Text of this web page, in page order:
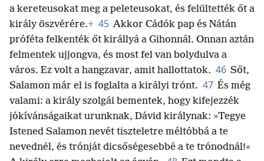
a kereteusokat meg a peleteusokat, és felültették őt a
király öszvérére.+ 45 Akkor Cádók pap és Nátán
próféta felkenték őt királlyá a Gihonnál. Onnan aztán
felmentek ujjongva, és most fel van bolydulva a
város. Ez volt a hangzavar, amit hallottatok. 46 Sőt,
Salamon már el is foglalta a királyi trónt. 47 És még
valami: a király szolgái bementek, hogy kifejezzék
jókívánságaikat urunknak, Dávid királynak: »Tegye
Istened Salamon nevét tiszteletre méltóbbá a te
nevednél, és trónját dicsőségesebbé a te trónodnál!«